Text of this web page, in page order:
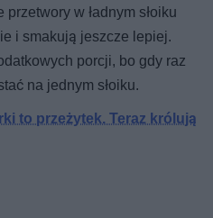
w ładnym słoiku
i smakują jeszcze lepiej.
porcji, bo gdy raz
na jednym słoiku.
to przeżytek. Teraz królują